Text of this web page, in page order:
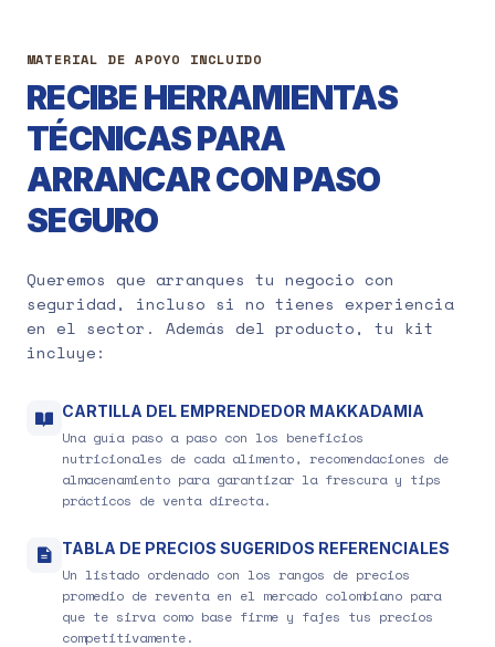
MATERIAL DE APOYO INCLUIDO
RECIBE HERRAMIENTAS
TÉCNICAS PARA
ARRANCAR CON PASO
SEGURO
Queremos que arranques tu negocio con
seguridad, incluso si no tienes experiencia
en el sector. Además del producto, tu kit
incluye:
CARTILLA DEL EMPRENDEDOR MAKKADAMIA
Una guía paso a paso con los beneficios
nutricionales de cada alimento, recomendaciones de
almacenamiento para garantizar la frescura y tips
prácticos de venta directa.
TABLA DE PRECIOS SUGERIDOS REFERENCIALES
Un listado ordenado con los rangos de precios
promedio de reventa en el mercado colombiano para
que te sirva como base firme y fajes tus precios
competitivamente.